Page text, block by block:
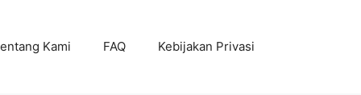
Kami FAQ Kebijakan Privasi